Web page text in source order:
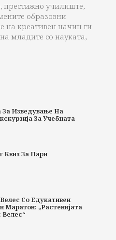
престижно училиште,
образовни
на креативен начин ги
младите со науката,
Изведување На
За Учебната
Квиз За Пари
Со Едукативен
Маратон: „Растенијата